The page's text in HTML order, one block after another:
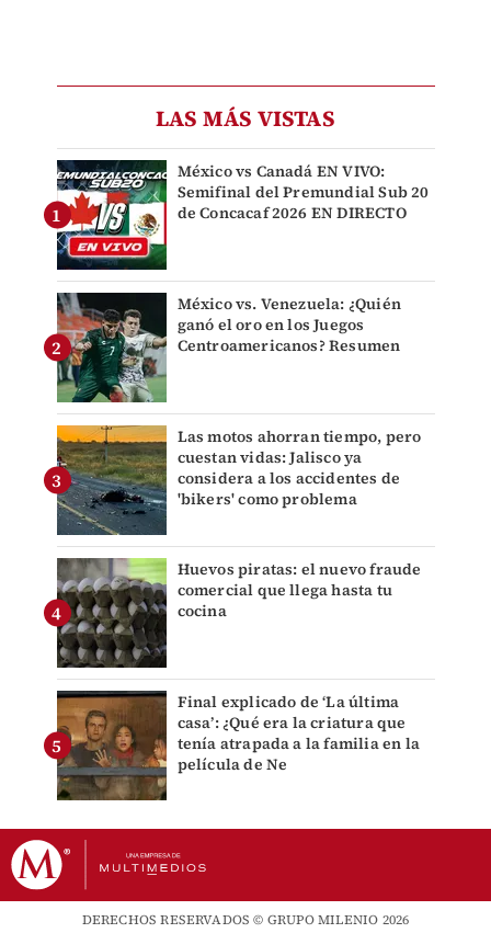
LAS MÁS VISTAS
México vs Canadá EN VIVO:
Semifinal del Premundial Sub 20
de Concacaf 2026 EN DIRECTO
México vs. Venezuela: ¿Quién
ganó el oro en los Juegos
Centroamericanos? Resumen
Las motos ahorran tiempo, pero
cuestan vidas: Jalisco ya
considera a los accidentes de
'bikers' como problema
Huevos piratas: el nuevo fraude
comercial que llega hasta tu
cocina
Final explicado de ‘La última
casa’: ¿Qué era la criatura que
tenía atrapada a la familia en la
película de Ne
DERECHOS RESERVADOS © GRUPO MILENIO 2026